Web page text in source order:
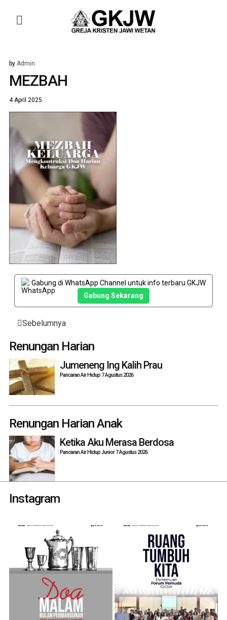
by Admin
MEZBAH
4 April 2025
Gabung di WhatsApp Channel untuk info terbaru GKJW
Gabung Sekarang
Post
navigation
Sebelumnya
Renungan Harian
Jumeneng Ing Kalih Prau
Pancaran Air Hidup 7 Agustus 2026
Renungan Harian Anak
Ketika Aku Merasa Berdosa
Pancaran Air Hidup Junior 7 Agustus 2026
Instagram